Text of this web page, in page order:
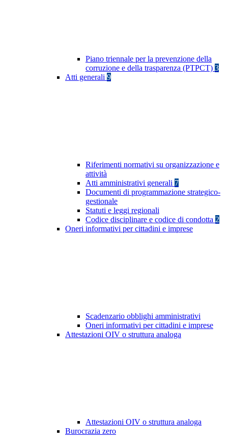
Piano triennale per la prevenzione della
corruzione e della trasparenza (PTPCT) 3
Atti generali 9
Riferimenti normativi su organizzazione e
attività
Atti amministrativi generali 7
Documenti di programmazione strategico-
gestionale
Statuti e leggi regionali
Codice disciplinare e codice di condotta 2
Oneri informativi per cittadini e imprese
Scadenzario obblighi amministrativi
Oneri informativi per cittadini e imprese
Attestazioni OIV o struttura analoga
Attestazioni OIV o struttura analoga
Burocrazia zero